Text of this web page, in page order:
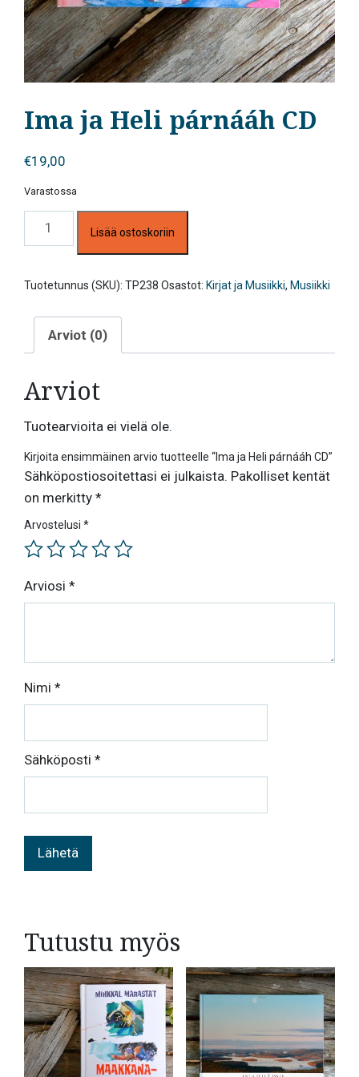
Ima ja Heli párnááh CD
€19,00
Varastossa
CD
Lisää ostoskoriin
Tuotetunnus (SKU): TP238 Osastot: Kirjat ja Musiikki, Musiikki
Arviot (0)
Arviot
Tuotearvioita ei vielä ole.
Kirjoita ensimmäinen arvio tuotteelle “Ima ja Heli párnááh CD”
Sähköpostiosoitettasi ei julkaista. Pakolliset kentät
on merkitty *
Arvostelusi *
Arviosi *
Nimi *
Sähköposti *
Tutustu myös